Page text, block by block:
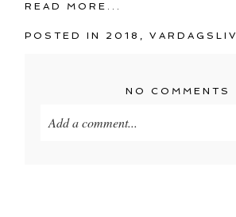
READ MORE...
POSTED IN 2018 ,VARDAGSLIV
NO COMMENTS
Add a comment...